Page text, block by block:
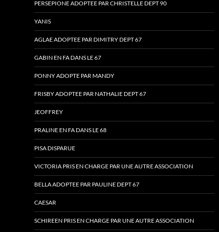
PERSEPIONE ADOPTEE PAR CHRISTELLE DEPT 90
YANIS
AGLAE ADOPTEE PAR DIMITRY DEPT 67
GABIN EN FA DANS LE 67
PONNY ADOPTE PAR MANDY
FRISBY ADOPTEE PAR NATHALIE DEPT 67
JEOFFREY
PRALINE EN FA DANS LE 68
PISA DISPARUE
VICTORIA PRIS EN CHARGE PAR UNE AUTRE ASSOCIATION
BELLA ADOPTEE PAR PAULINE DEPT 67
CAESAR
SCHIREEN PRIS EN CHARGE PAR UNE AUTRE ASSOCIATION